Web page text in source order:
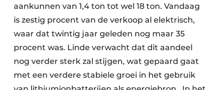
aankunnen van 1,4 ton tot wel 18 ton. Vandaag
is zestig procent van de verkoop al elektrisch,
waar dat twintig jaar geleden nog maar 35
procent was. Linde verwacht dat dit aandeel
nog verder sterk zal stijgen, wat gepaard gaat
met een verdere stabiele groei in het gebruik